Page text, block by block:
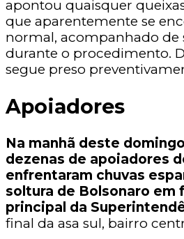
apontou quaisquer
que aparentemente se
normal, acompanhado de
durante o procedimento.
segue preso
Apoiadores
Na manhã deste
dezenas de apoiadores
enfrentaram chuvas
soltura de Bolsonaro em
principal da
final da asa sul, bairro